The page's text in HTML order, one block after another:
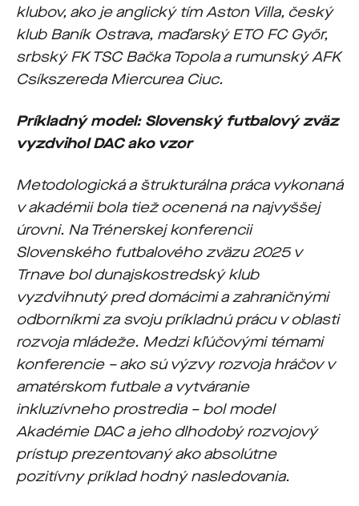
klubov, ako je anglický tím Aston Villa, český
klub Baník Ostrava, maďarský ETO FC Győr,
srbský FK TSC Bačka Topola a rumunský AFK
Csíkszereda Miercurea Ciuc.
Príkladný model: Slovenský futbalový zväz
vyzdvihol DAC ako vzor
Metodologická a štrukturálna práca vykonaná
v akadémii bola tiež ocenená na najvyššej
úrovni. Na Trénerskej konferencii
Slovenského futbalového zväzu 2025 v
Trnave bol dunajskostredský klub
vyzdvihnutý pred domácimi a zahraničnými
odborníkmi za svoju príkladnú prácu v oblasti
rozvoja mládeže. Medzi kľúčovými témami
konferencie – ako sú výzvy rozvoja hráčov v
amatérskom futbale a vytváranie
inkluzívneho prostredia – bol model
Akadémie DAC a jeho dlhodobý rozvojový
prístup prezentovaný ako absolútne
pozitívny príklad hodný nasledovania.